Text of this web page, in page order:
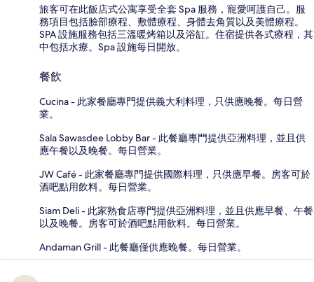
旅客可在此飯店式公寓享受全套 Spa 服務，寵愛呵護自己。服
務項目包括臉部療程、敷體療程、身體去角質以及美體療程。
SPA 設施服務包括三溫暖烤箱以及浴缸。住宿提供各式療程，其
中包括水療。Spa 設施每日開放。
餐飲
Cucina - 此家餐廳專門提供義大利料理，只供應晚餐。每日營
業。
Sala Sawasdee Lobby Bar - 此餐廳專門提供亞洲料理，並且供
應午餐以及晚餐。每日營業。
JW Café - 此家餐廳專門提供國際料理，只供應早餐。房客可於
酒吧點用飲料。每日營業。
Siam Deli - 此家熟食店專門提供亞洲料理，並且供應早餐、午餐
以及晚餐。房客可於酒吧點用飲料。每日營業。
Andaman Grill - 此餐廳僅供應晚餐。每日營業。